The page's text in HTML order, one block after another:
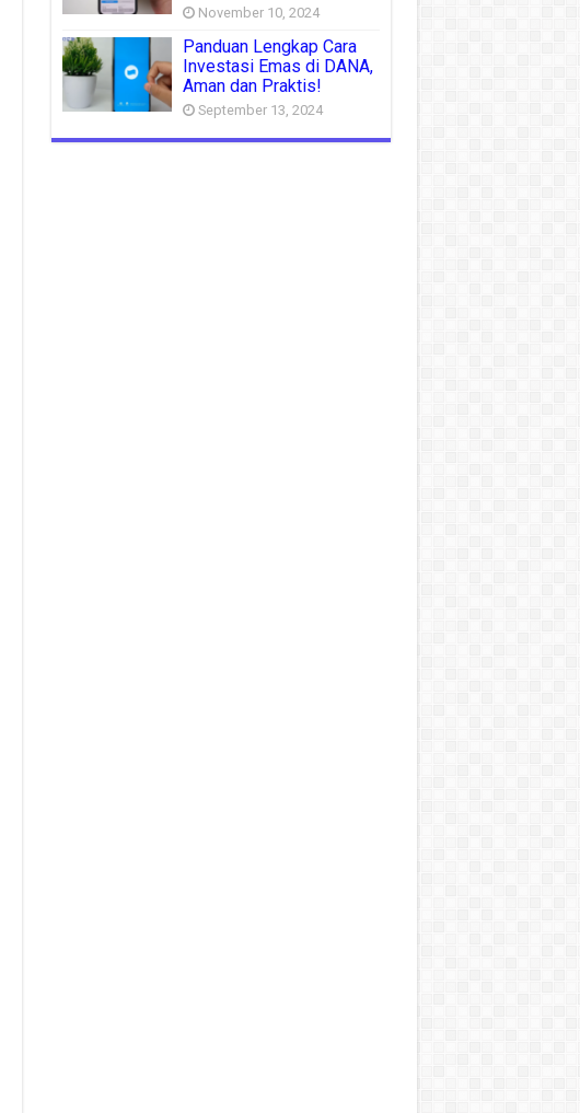
November 10, 2024
Panduan Lengkap Cara
Investasi Emas di DANA,
Aman dan Praktis!
September 13, 2024